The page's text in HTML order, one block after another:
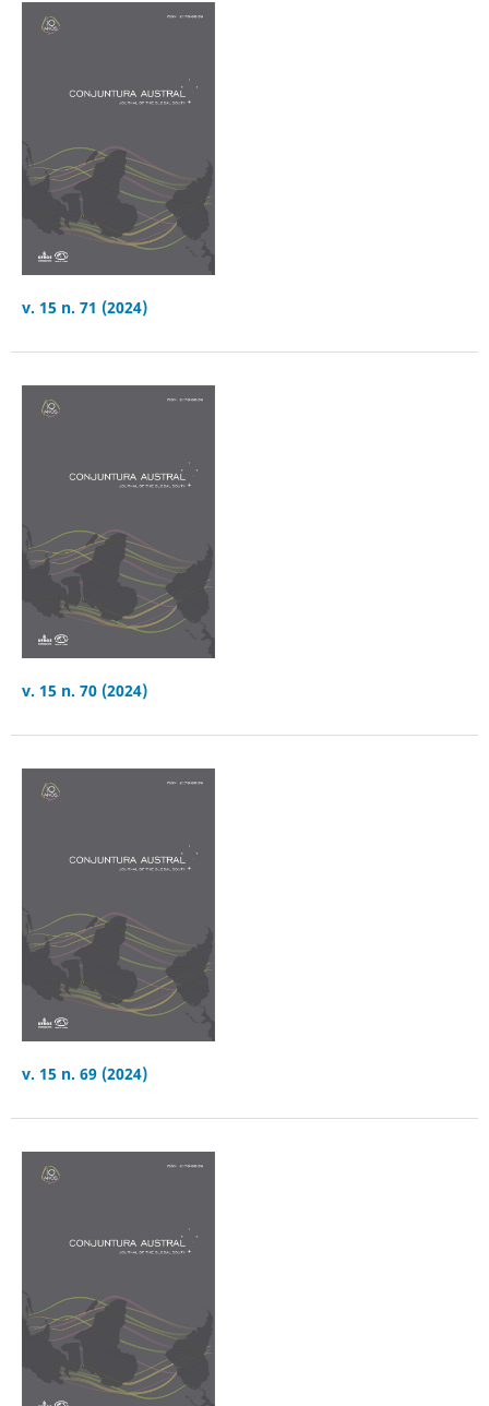
v. 15 n. 71 (2024)
v. 15 n. 70 (2024)
v. 15 n. 69 (2024)